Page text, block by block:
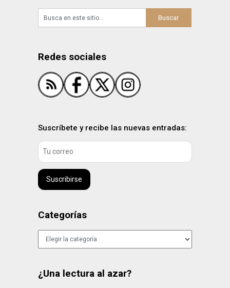
Redes sociales
Suscríbete y recibe las nuevas entradas:
Suscribirse
Categorías
Categorías
¿Una lectura al azar?